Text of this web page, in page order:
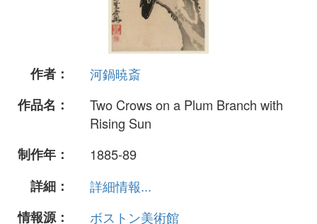
作者：
河鍋暁斎
作品名：
Two Crows on a Plum Branch with
Rising Sun
制作年：
1885-89
詳細：
詳細情報...
情報源：
ボストン美術館